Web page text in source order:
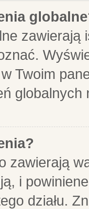
Twoim
zawierają
i
działu.